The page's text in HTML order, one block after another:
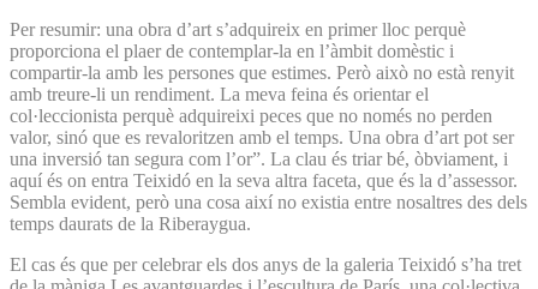
Per resumir: una obra d’art s’adquireix en primer lloc perquè
proporciona el plaer de contemplar-la en l’àmbit domèstic i
compartir-la amb les persones que estimes. Però això no està renyit
amb treure-li un rendiment. La meva feina és orientar el
col·leccionista perquè adquireixi peces que no només no perden
valor, sinó que es revaloritzen amb el temps. Una obra d’art pot ser
una inversió tan segura com l’or”. La clau és triar bé, òbviament, i
aquí és on entra Teixidó en la seva altra faceta, que és la d’assessor.
Sembla evident, però una cosa així no existia entre nosaltres des dels
temps daurats de la Riberaygua.
El cas és que per celebrar els dos anys de la galeria Teixidó s’ha tret